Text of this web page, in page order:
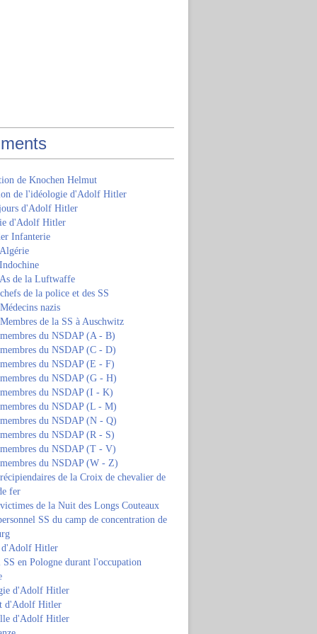
de Knochen Helmut
de l'idéologie d'Adolf Hitler
d'Adolf Hitler
d'Adolf Hitler
Infanterie
de la Luftwaffe
de la police et des SS
nazis
de la SS à Auschwitz
du NSDAP (A - B)
du NSDAP (C - D)
du NSDAP (E - F)
du NSDAP (G - H)
du NSDAP (I - K)
du NSDAP (L - M)
du NSDAP (N - Q)
du NSDAP (R - S)
du NSDAP (T - V)
du NSDAP (W - Z)
de la Croix de chevalier de
fer
de la Nuit des Longs Couteaux
SS du camp de concentration de
d'Adolf Hitler
SS en Pologne durant l'occupation
d'Adolf Hitler
d'Adolf Hitler
d'Adolf Hitler